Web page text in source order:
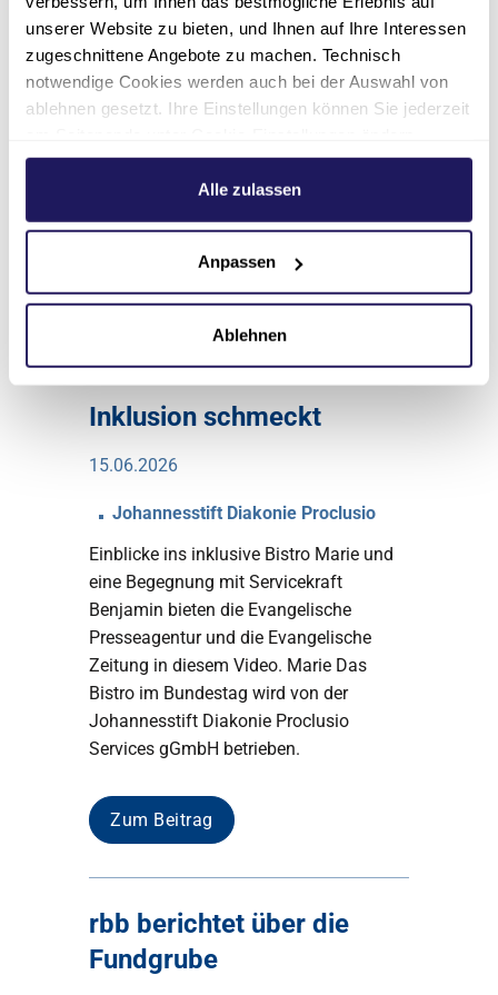
unserer Website zu bieten, und Ihnen auf Ihre Interessen
zugeschnittene Angebote zu machen. Technisch
notwendige Cookies werden auch bei der Auswahl von
ablehnen gesetzt. Ihre Einstellungen können Sie jederzeit
Weitere Informationen hierzu finden Sie in unserer
.Alle zulassen
Anpassen
Ablehnen
Initiativbewerbungen richten Sie bitte an
bewerbung(at)jsd.de.
030 762891-132
presse(at)jsd.de
Blick in die Presse
Inklusion schmeckt
15.06.2026
Johannesstift Diakonie Proclusio
Einblicke ins inklusive Bistro Marie und
eine Begegnung mit Servicekraft
Benjamin bieten die Evangelische
Presseagentur und die Evangelische
Zeitung in diesem Video. Marie Das
Bistro im Bundestag wird von der
Johannesstift Diakonie Proclusio
Services gGmbH betrieben.
Zum Beitrag
rbb berichtet über die
Fundgrube